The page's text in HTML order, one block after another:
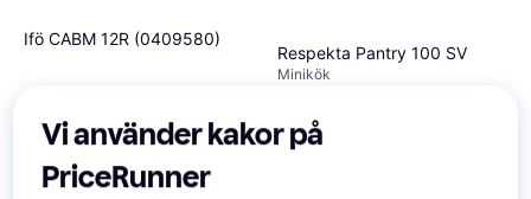
Ifö CABM 12R (0409580)
9 butiker
Respekta Pantry 100 SV
Minikök
2 butiker
Vi använder kakor på
PriceRunner